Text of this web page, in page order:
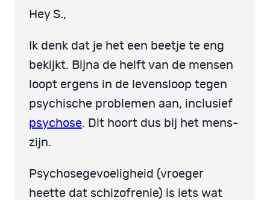
Hey S.,
Ik denk dat je het een beetje te eng
bekijkt. Bijna de helft van de mensen
loopt ergens in de levensloop tegen
psychische problemen aan, inclusief
psychose. Dit hoort dus bij het mens-
zijn.
Psychosegevoeligheid (vroeger
heette dat schizofrenie) is iets wat